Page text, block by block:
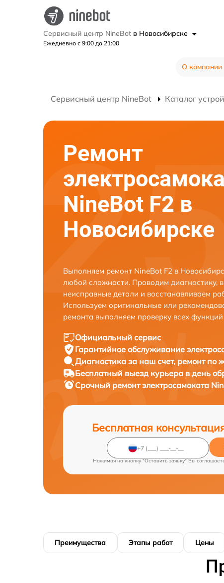
Сервисный центр NineBot в Новосибирске
Ежедневно с 9:00 до 21:00
О компании
Сервисный центр NineBot Каталог
Ремонт
NineBot F2 в
Новосибирске
Выполняем ремонт NineBot F2 в
любой сложности. Проводим диагностику,
неисправные детали и восстанавливаем
Используем оригинальные или
ремонта выполняем проверку всех
Официальный сервис
Гарантийное обслуживание
Диагностика за наш счет, ремонт по
Бесплатный выезд курьера в день
Срочный ремонтэлектросамоката
Бесплатная
Нажимая на кнопку "Оставить заявку" Вы
Преимущества Этапы работ Цены